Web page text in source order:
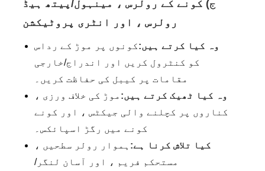
ج) کونے کے رولرس ، مینہول/پیتھ ہیڈ
رولرس ، اور انٹری پروٹیکشن
وہ کیا کرتے ہیں:کونوں پر موڑ کے رداس
کو کنٹرول کریں اور اندراج/خارجی
مقامات پر کیبل کی حفاظت کریں۔
وہ کیا ٹھیک کرتے ہیں: موڑ کی خلاف ورزی ،
کناروں پر کچلنے والی جیکٹس ، اور کونے
کونے میں رگڑ اسپائکس۔
کیا تلاش کرنا ہے: ہموار رولر سطحیں ،
مستحکم فریم ، اور آسان لنگر/